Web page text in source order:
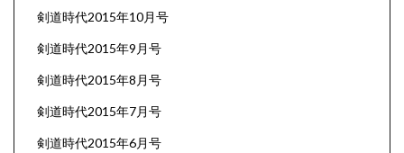
剣道時代2015年10月号
剣道時代2015年9月号
剣道時代2015年8月号
剣道時代2015年7月号
剣道時代2015年6月号